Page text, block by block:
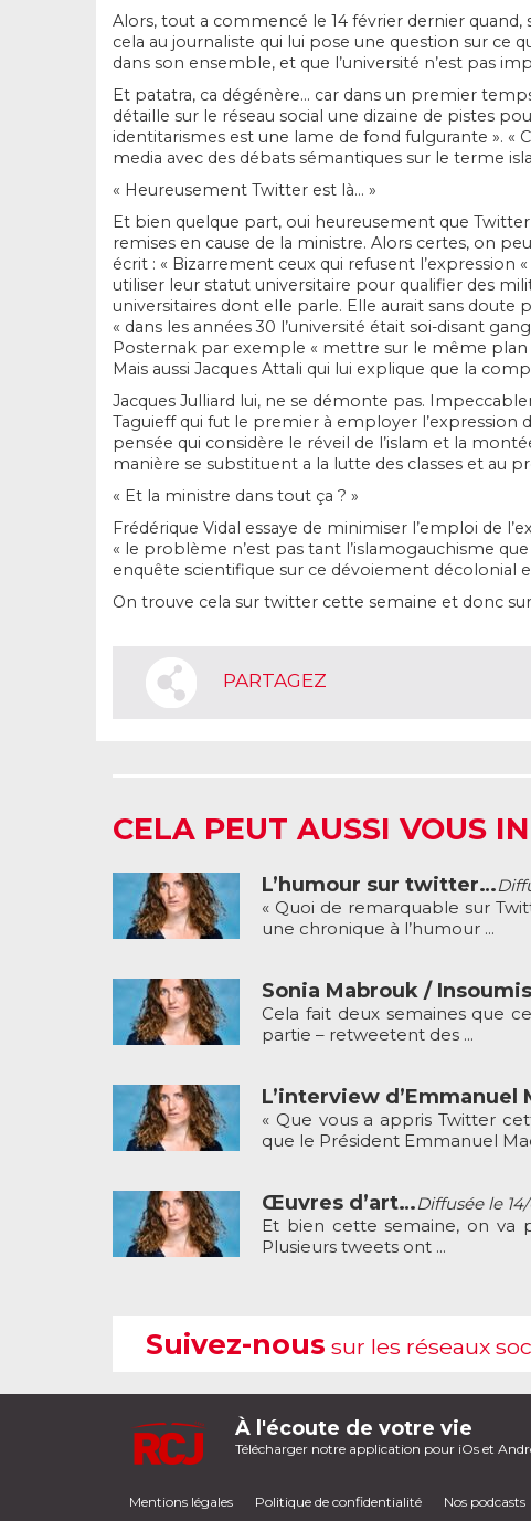
Alors, tout a commencé le 14 février dernier
cela au journaliste qui lui pose une question sur ce
dans son ensemble, et que l’université n’est pas
Et patatra, ca dégénère… car dans un premier
détaille sur le réseau social une dizaine de pistes
identitarismes est une lame de fond fulgurante ». «
media avec des débats sémantiques sur le terme
« Heureusement Twitter est là… »
Et bien quelque part, oui heureusement que
remises en cause de la ministre. Alors certes, on
écrit : « Bizarrement ceux qui refusent
utiliser leur statut universitaire pour qualifier des
universitaires dont elle parle. Elle aurait sans doute
« dans les années 30 l’université était soi-disant
Posternak par exemple « mettre sur le même plan
Mais aussi Jacques Attali qui lui explique que la
Jacques Julliard lui, ne se démonte pas.
Taguieff qui fut le premier à employer l’expression
pensée qui considère le réveil de l’islam et la
manière se substituent a la lutte des classes et au
« Et la ministre dans tout ça ? »
Frédérique Vidal essaye de minimiser l’emploi de
« le problème n’est pas tant l’islamogauchisme
enquête scientifique sur ce dévoiement décolonial
On trouve cela sur twitter cette semaine et donc sur
PARTAGEZ
CELA PEUT AUSSI VOUS
L’humour sur twitter…
« Quoi de remarquable sur
une chronique à l’humour ...
Sonia Mabrouk /
Cela fait deux semaines que
partie – retweetent des ...
L’interview d’Emmanuel
« Que vous a appris Twitter
que le Président Emmanuel
Œuvres d’art…Diffusée le
Et bien cette semaine, on va
Plusieurs tweets ont ...
Suivez-nous sur les réseaux
À l'écoute de votre vie
Télécharger notre application pour iOs et
Mentions légales Politique de confidentialité Nos podcasts